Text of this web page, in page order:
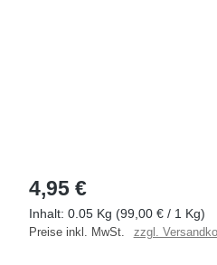
4,95 €
Inhalt: 0.05 Kg (99,00 € / 1 Kg)
Preise inkl. MwSt. zzgl.